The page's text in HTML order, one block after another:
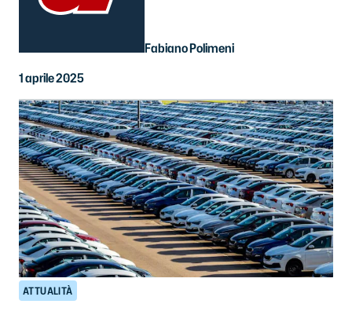
Fabiano Polimeni
1 aprile 2025
ATTUALITÀ